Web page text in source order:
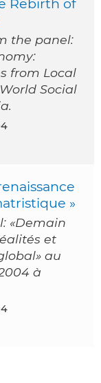
Rebirth of
the panel:
from Local
Social
»
«Demain
et
au
à